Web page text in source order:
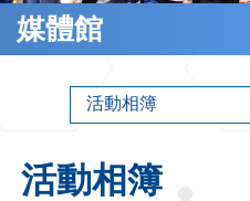
媒體館
活動相簿